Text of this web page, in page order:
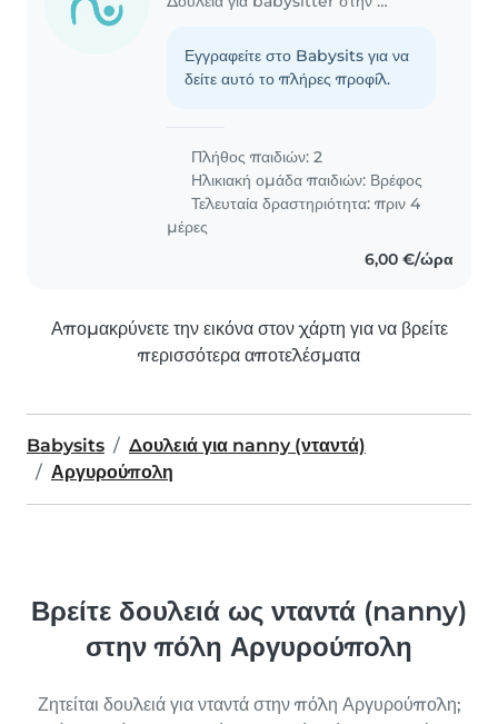
Εγγραφείτε στο Babysits για να
δείτε αυτό το πλήρες προφίλ.
Πλήθος παιδιών: 2
Ηλικιακή ομάδα παιδιών: Βρέφος
Τελευταία δραστηριότητα: πριν 4
μέρες
6,00 €/ώρα
Απομακρύνετε την εικόνα στον χάρτη για να βρείτε
περισσότερα αποτελέσματα
Babysits
Δουλειά για nanny (νταντά)
Αργυρούπολη
Βρείτε δουλειά ως νταντά (nanny)
στην πόλη Αργυρούπολη
Ζητείται δουλειά για νταντά στην πόλη Αργυρούπολη;